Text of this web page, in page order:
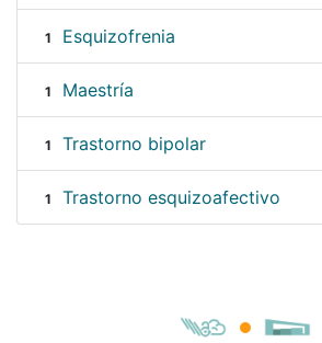
1 Esquizofrenia
1 Maestría
1 Trastorno bipolar
1 Trastorno esquizoafectivo